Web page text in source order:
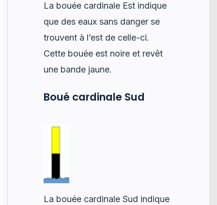
La bouée cardinale Est indique
que des eaux sans danger se
trouvent à l’est de celle-ci.
Cette bouée est noire et revêt
une bande jaune.
Boué cardinale Sud
La bouée cardinale Sud indique